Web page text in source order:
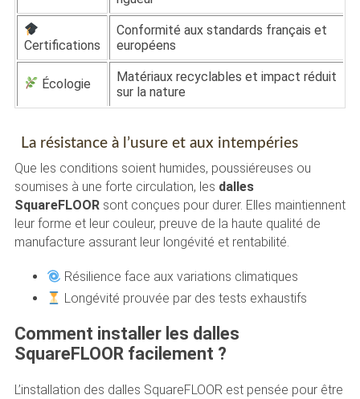
Certifications
Conformité aux standards français et
européens
Écologie
Matériaux recyclables et impact réduit
sur la nature
La résistance à l’usure et aux intempéries
Que les conditions soient humides, poussiéreuses ou
soumises à une forte circulation, les dalles
SquareFLOORsont conçues pour durer. Elles maintiennent
leur forme et leur couleur, preuve de la haute qualité de
manufacture assurant leur longévité et rentabilité.
Résilience face aux variations climatiques
Longévité prouvée par des tests exhaustifs
Comment installer les dalles
SquareFLOOR facilement ?
L’installation des dalles SquareFLOOR est pensée pour être